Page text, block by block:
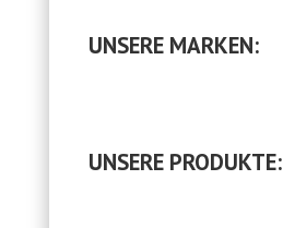
UNSERE MARKEN:
UNSERE PRODUKTE: